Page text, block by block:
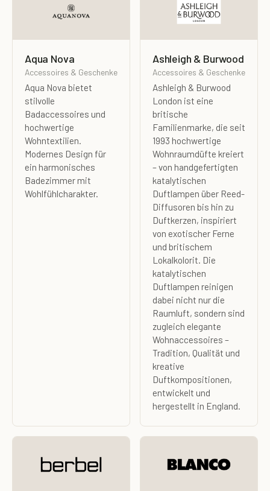
Aqua Nova
Accessoires & Geschenke
Aqua Nova bietet
stilvolle
Badaccessoires und
hochwertige
Wohntextilien.
Modernes Design für
ein harmonisches
Badezimmer mit
Wohlfühlcharakter.
Ashleigh & Burwood
Accessoires & Geschenke
Ashleigh & Burwood
London ist eine
britische
Familienmarke, die seit
1993 hochwertige
Wohnraumdüfte kreiert
– von handgefertigten
katalytischen
Duftlampen über Reed-
Diffusoren bis hin zu
Duftkerzen, inspiriert
von exotischer Ferne
und britischem
Lokalkolorit. Die
katalytischen
Duftlampen reinigen
dabei nicht nur die
Raumluft, sondern sind
zugleich elegante
Wohnaccessoires –
Tradition, Qualität und
kreative
Duftkompositionen,
entwickelt und
hergestellt in England.